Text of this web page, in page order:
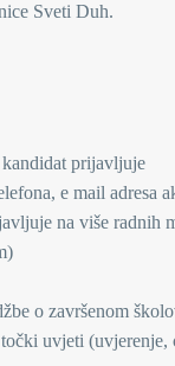
Sveti Duh.
kandidat prijavljuje
e mail
na više radnih
o završenom
uvjeti